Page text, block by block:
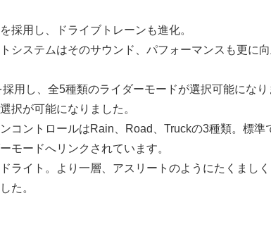
採用し、ドライブトレーンも進化。
システムはそのサウンド、パフォーマンスも更に向
用し、全5種類のライダーモードが選択可能になり
択が可能になりました。
コントロールはRain、Road、Truckの3種類。標準
モードへリンクされています。
ライト。より一層、アスリートのようにたくまし
た。